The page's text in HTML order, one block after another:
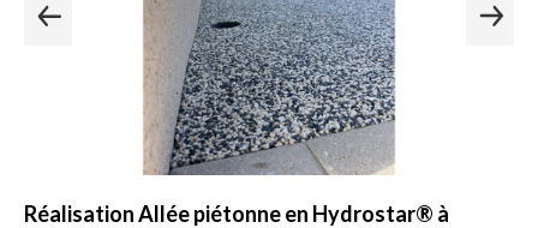
Réalisation Allée piétonne en Hydrostar® à